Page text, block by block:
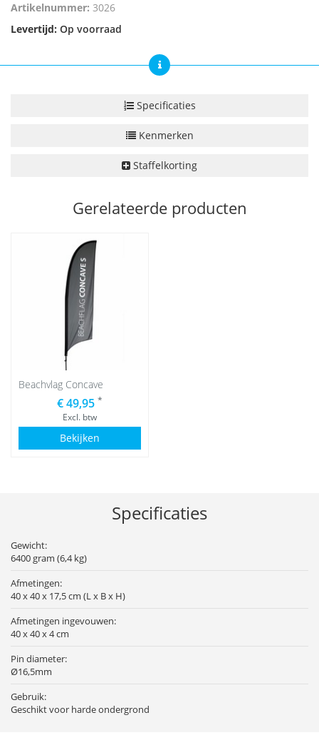
Artikelnummer: 3026
Levertijd: Op voorraad
Specificaties
Kenmerken
Staffelkorting
Gerelateerde producten
Beachvlag Concave
€ 49,95 *
Excl. btw
Bekijken
Specificaties
Gewicht:
6400 gram (6,4 kg)
Afmetingen:
40 x 40 x 17,5 cm (L x B x H)
Afmetingen ingevouwen:
40 x 40 x 4 cm
Pin diameter:
Ø16,5mm
Gebruik:
Geschikt voor harde ondergrond